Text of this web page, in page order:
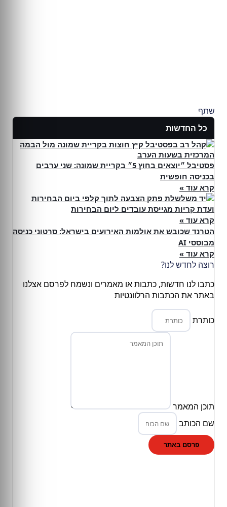
שתף
כל החדשות
פסטיבל ״יוצאים בחוץ 5״ בקריית שמונה: שני ערבים
בכניסה חופשית
קרא עוד »
ועדת קריות מגייסת עובדים ליום הבחירות
קרא עוד »
הטרנד שכובש את אולמות האירועים בישראל: סרטוני כניסה
מבוססי AI
קרא עוד »
רוצה לחדש לנו?
כתבו לנו חדשות, כתבות או מאמרים ונשמח לפרסם אצלנו
באתר את הכתבות הרלוונטיות
כותרת
תוכן המאמר
שם הכותב
פרסם באתר